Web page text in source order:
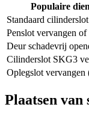
Populaire
Standaard
Penslot vervangen of
Deur schadevrij
Cilinderslot SKG3
Oplegslot vervangen
Plaatsen